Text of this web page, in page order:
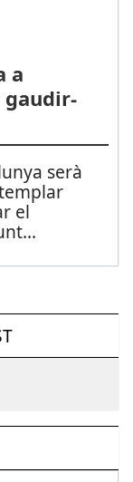
a
gaudir-
serà
el
...